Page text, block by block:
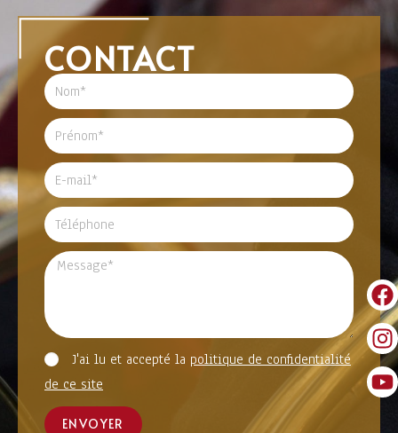
CONTACT
J'ai lu et accepté la politique de confidentialité
de ce site
ENVOYER